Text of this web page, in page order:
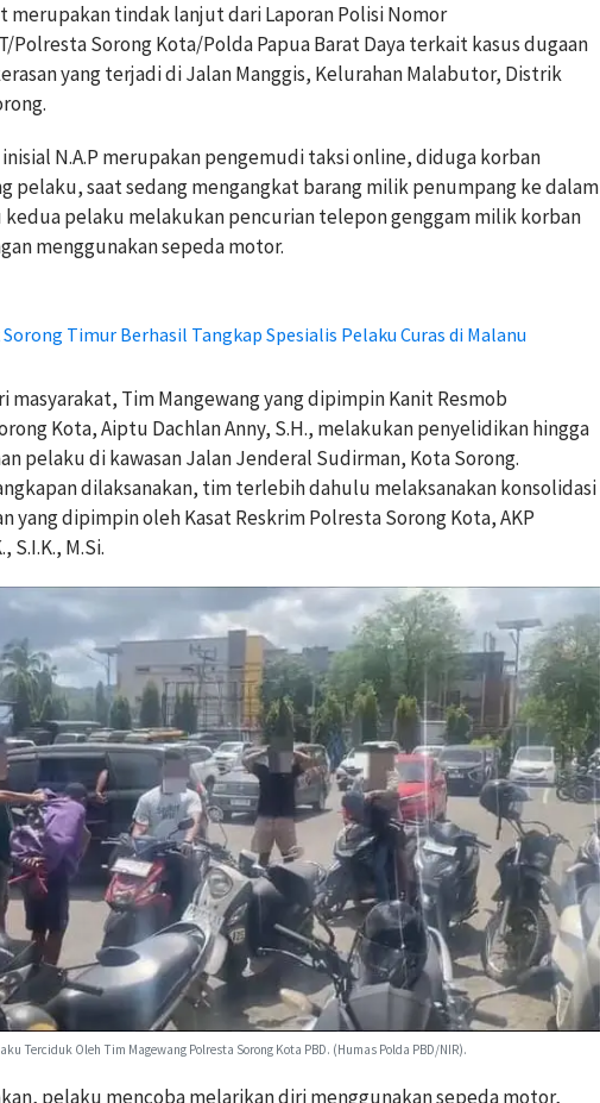
merupakan tindak lanjut dari Laporan Polisi Nomor
Polresta Sorong Kota/Polda Papua Barat Daya terkait kasus dugaan
yang terjadi di Jalan Manggis, Kelurahan Malabutor, Distrik
N.A.P merupakan pengemudi taksi online, diduga korban
pelaku, saat sedang mengangkat barang milik penumpang ke dalam
kedua pelaku melakukan pencurian telepon genggam milik korban
menggunakan sepeda motor.
Timur Berhasil Tangkap Spesialis Pelaku Curas di Malanu
masyarakat, Tim Mangewang yang dipimpin Kanit Resmob
Kota, Aiptu Dachlan Anny, S.H., melakukan penyelidikan hingga
pelaku di kawasan Jalan Jenderal Sudirman, Kota Sorong.
dilaksanakan, tim terlebih dahulu melaksanakan konsolidasi
yang dipimpin oleh Kasat Reskrim Polresta Sorong Kota, AKP
S.I.K., M.Si.
Terciduk Oleh Tim Magewang Polresta Sorong Kota PBD. (Humas Polda PBD/NIR).
pelaku mencoba melarikan diri menggunakan sepeda motor,